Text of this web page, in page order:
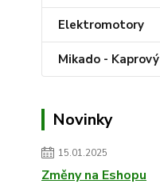
Elektromotory
Mikado -
Novinky
15.01.2025
Změny na Eshopu